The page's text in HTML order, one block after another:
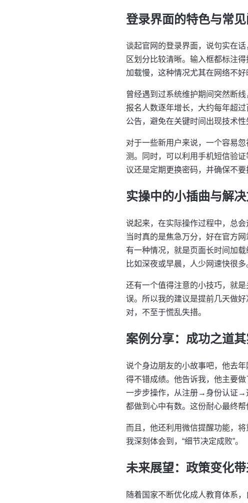
登录界面的特色与常
谈起官网的登录界面，说句实在
区划分比较清晰。输入框都标注
加载慢，这种情况尤其在网络不好
曾经遇到过系统维护期间突然断
报名人数逐年增长，大约每年超
公告，避免在关键时间出现技术性
对于一些新用户来说，一个容易
测。同时，可以利用手机短信验
议还是定期更换密码，并确保不
实操中的小插曲与解
说起来，在实际操作过程中，总会
当时真的是焦急万分，好在官方
有一种情况，就是页面长时间加
比如深夜或早晨，人少网速快很多
还有一个值得注意的小技巧，就
误。所以我的建议是提前几天做
对，不至于慌乱失措。
案例分享：成功之道
说个身边朋友的小故事吧，他去
得不错成绩。他告诉我，他主要
一步步操作，从注册→身份认证→
都做到心中有数。这份耐心最终
而且，他还利用微信提醒功能，
我深刻体会到，“细节决定成败”。
未来展望：政策变化
随着国家不断优化成人教育体系